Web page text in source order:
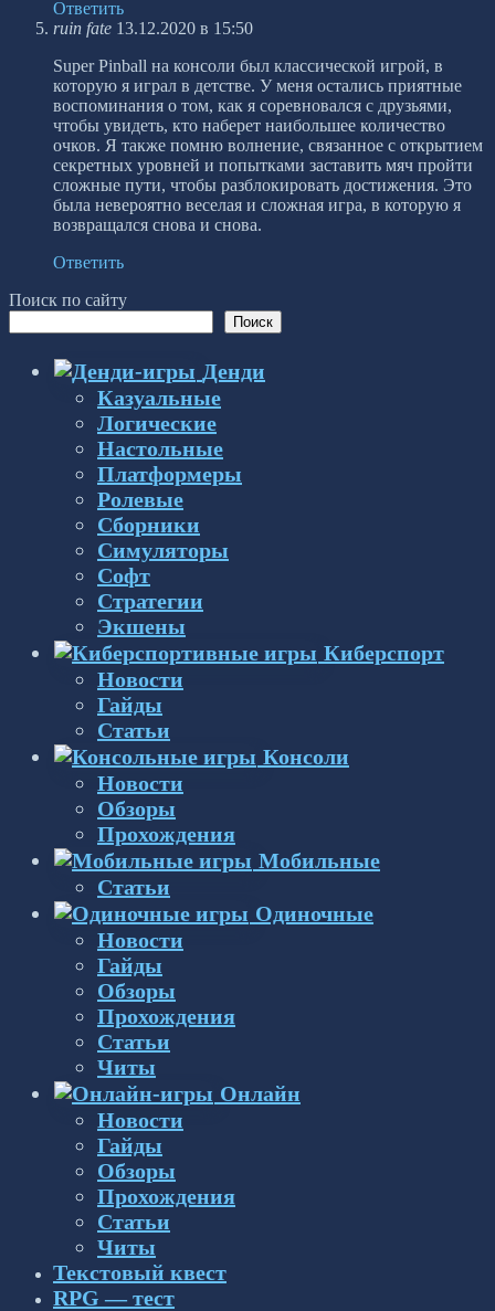
Ответить
ruin fate 13.12.2020 в 15:50
Super Pinball на консоли был классической игрой, в
которую я играл в детстве. У меня остались приятные
воспоминания о том, как я соревновался с друзьями,
чтобы увидеть, кто наберет наибольшее количество
очков. Я также помню волнение, связанное с открытием
секретных уровней и попытками заставить мяч пройти
сложные пути, чтобы разблокировать достижения. Это
была невероятно веселая и сложная игра, в которую я
возвращался снова и снова.
Ответить
Поиск по сайту
Поиск
Денди
Казуальные
Логические
Настольные
Платформеры
Ролевые
Сборники
Симуляторы
Софт
Стратегии
Экшены
Киберспорт
Новости
Гайды
Статьи
Консоли
Новости
Обзоры
Прохождения
Мобильные
Статьи
Одиночные
Новости
Гайды
Обзоры
Прохождения
Статьи
Читы
Онлайн
Новости
Гайды
Обзоры
Прохождения
Статьи
Читы
Текстовый квест
RPG — тест